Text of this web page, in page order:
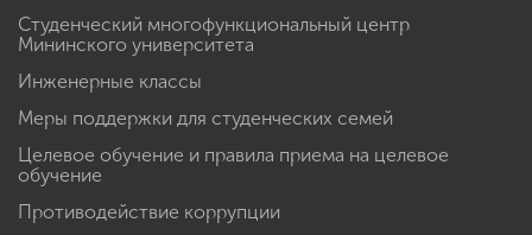
Студенческий многофункциональный центр
Мининского университета
Инженерные классы
Меры поддержки для студенческих семей
Целевое обучение и правила приема на целевое
обучение
Противодействие коррупции